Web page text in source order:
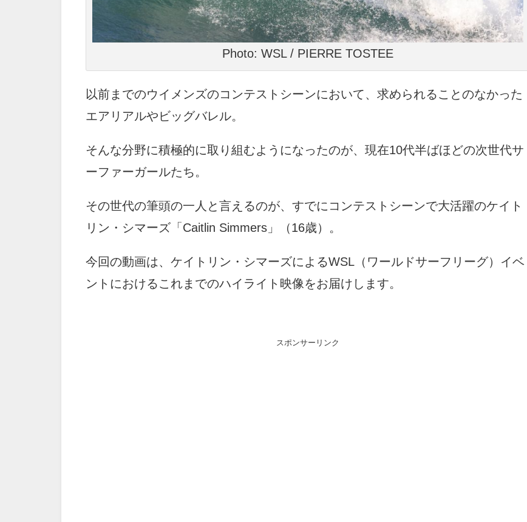
Photo: WSL / PIERRE TOSTEE
以前までのウイメンズのコンテストシーンにおいて、求められることのなかった
エアリアルやビッグバレル。
そんな分野に積極的に取り組むようになったのが、現在10代半ばほどの次世代サ
ーファーガールたち。
その世代の筆頭の一人と言えるのが、すでにコンテストシーンで大活躍のケイト
リン・シマーズ「Caitlin Simmers」（16歳）。
今回の動画は、ケイトリン・シマーズによるWSL（ワールドサーフリーグ）イベ
ントにおけるこれまでのハイライト映像をお届けします。
スポンサーリンク